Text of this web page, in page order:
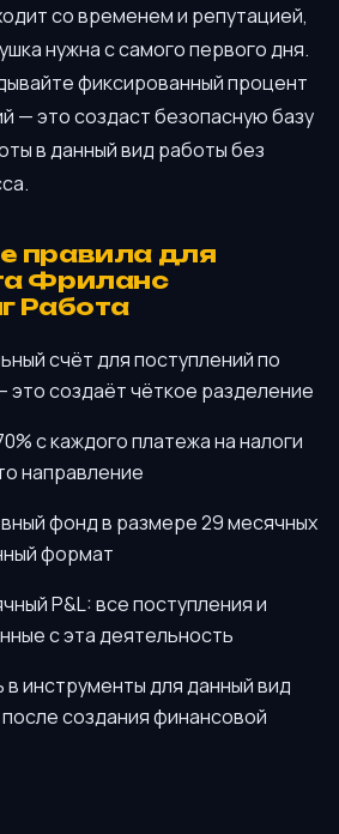
со временем и репутацией,
нужна с самого первого дня.
фиксированный процент
— это создаст безопасную базу
в данный вид работы без
правила для
Фриланс
Работа
счёт для поступлений по
это создаёт чёткое разделение
с каждого платежа на налоги
направление
фонд в размере 29 месячных
формат
P&L: все поступления и
с эта деятельность
инструменты для данный вид
создания финансовой